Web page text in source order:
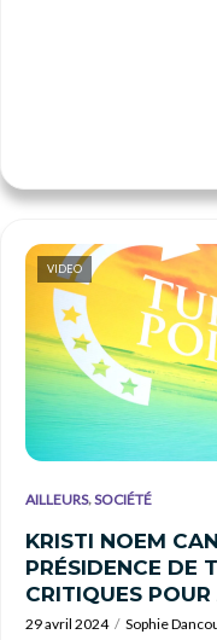
VIDEO
AILLEURS,SOCIÉTÉ
KRISTI NOEM
PRÉSIDENCE DE
CRITIQUES
29 avril 2024 Sophie